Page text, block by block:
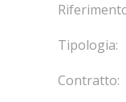
Tipologia:
Contratto: